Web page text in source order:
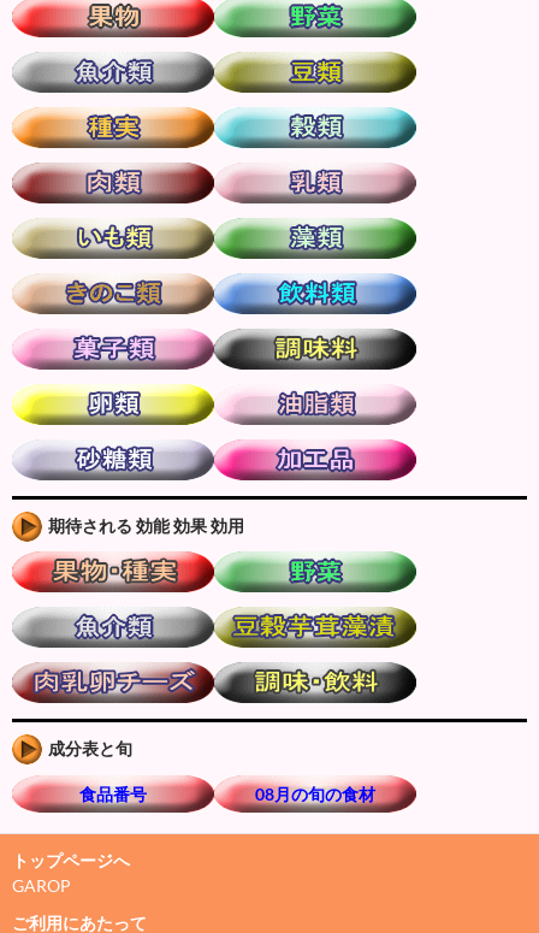
期待される 効能 効果 効用
成分表と旬
食品番号 08月の旬の食材
トップページへ
GAROP
ご利用にあたって